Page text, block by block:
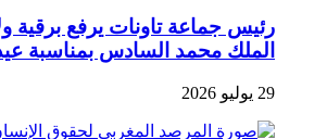
رئيس جماعة تاونات يرفع برقية
الملك محمد السادس بمناسبة
29 يوليو 2026